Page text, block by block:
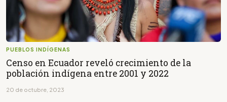
PUEBLOS INDÍGENAS
Censo en Ecuador reveló crecimiento de la
población indígena entre 2001 y 2022
20 de octubre, 2023